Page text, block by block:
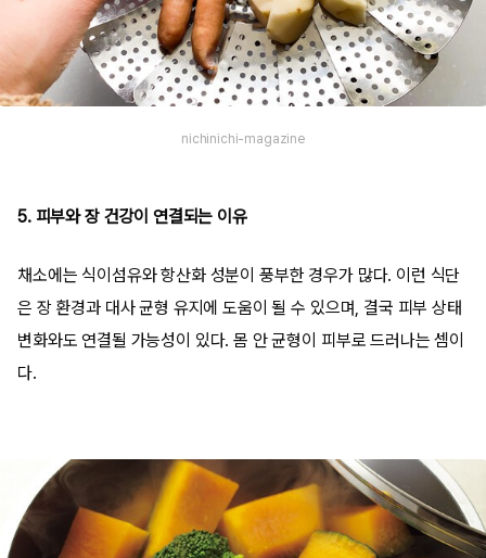
nichinichi-magazine
5. 피부와 장 건강이 연결되는 이유
채소에는 식이섬유와 항산화 성분이 풍부한 경우가 많다. 이런 식단
은 장 환경과 대사 균형 유지에 도움이 될 수 있으며, 결국 피부 상태
변화와도 연결될 가능성이 있다. 몸 안 균형이 피부로 드러나는 셈이
다.